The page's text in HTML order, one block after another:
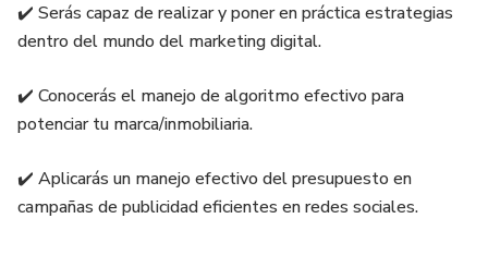
✔️ Serás capaz de realizar y poner en práctica estrategias
dentro del mundo del marketing digital.
✔️ Conocerás el manejo de algoritmo efectivo para
potenciar tu marca/inmobiliaria.
✔️ Aplicarás un manejo efectivo del presupuesto en
campañas de publicidad eficientes en redes sociales.